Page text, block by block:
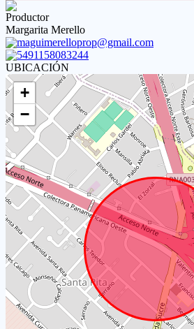
Productor
Margarita Merello
maguimerelloprop@gmail.com
5491158083244
UBICACIÓN
+
−